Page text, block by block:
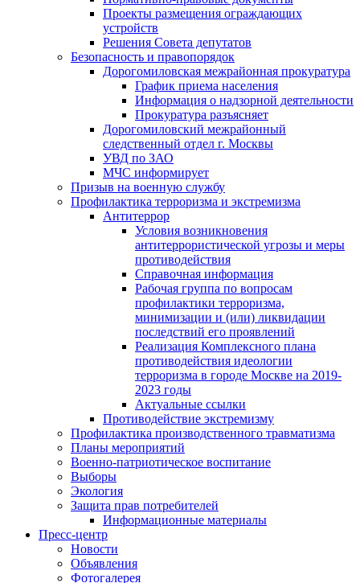
Проекты размещения ограждающих
устройств
Решения Совета депутатов
Безопасность и правопорядок
Дорогомиловская межрайонная прокуратура
График приема населения
Информация о надзорной деятельности
Прокуратура разъясняет
Дорогомиловский межрайонный
следственный отдел г. Москвы
УВД по ЗАО
МЧС информирует
Призыв на военную службу
Профилактика терроризма и экстремизма
Антитеррор
Условия возникновения
антитеррористической угрозы и меры
противодействия
Справочная информация
Рабочая группа по вопросам
профилактики терроризма,
минимизации и (или) ликвидации
последствий его проявлений
Реализация Комплексного плана
противодействия идеологии
терроризма в городе Москве на 2019-
2023 годы
Актуальные ссылки
Противодействие экстремизму
Профилактика производственного травматизма
Планы мероприятий
Военно-патриотическое воспитание
Выборы
Экология
Защита прав потребителей
Информационные материалы
Пресс-центр
Новости
Объявления
Фотогалерея